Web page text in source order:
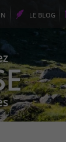
LE BLOG